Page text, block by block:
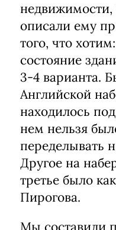
недвижимости,
описали ему
того, что
состояние
3-4 варианта.
Английской
находилось
нем нельзя
переделывать
Другое на
третье было
Пирогова.